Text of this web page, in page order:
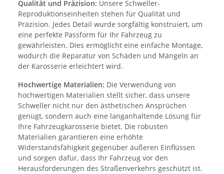
Qualität und Präzision: Unsere Schweller-
Reproduktionseinheiten stehen für Qualität und
Präzision. Jedes Detail wurde sorgfältig konstruiert, um
eine perfekte Passform für Ihr Fahrzeug zu
gewährleisten. Dies ermöglicht eine einfache Montage,
wodurch die Reparatur von Schäden und Mängeln an
der Karosserie erleichtert wird.
Hochwertige Materialien: Die Verwendung von
hochwertigen Materialien stellt sicher, dass unsere
Schweller nicht nur den ästhetischen Ansprüchen
genügt, sondern auch eine langanhaltende Lösung für
Ihre Fahrzeugkarosserie bietet. Die robusten
Materialien garantieren eine erhöhte
Widerstandsfähigkeit gegenüber äußeren Einflüssen
und sorgen dafür, dass Ihr Fahrzeug vor den
Herausforderungen des Straßenverkehrs geschützt ist.